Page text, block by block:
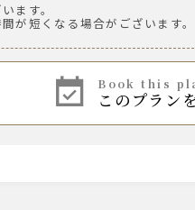
ます。
が短くなる場合がございます。
book this
このプラン